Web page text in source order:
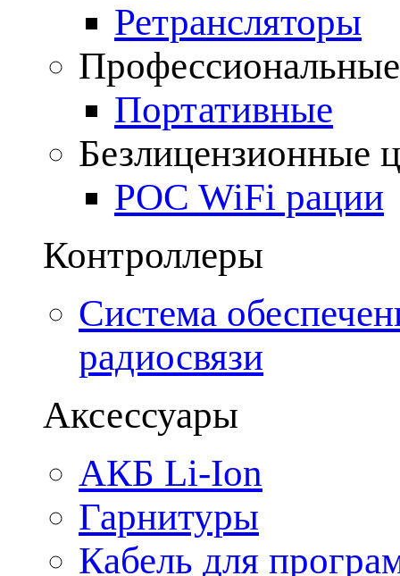
Ретрансляторы
Портативные
Безлицензионные
POC WiFi рации
Контроллеры
Система
радиосвязи
Аксессуары
АКБ Li-Ion
Гарнитуры
Кабель для